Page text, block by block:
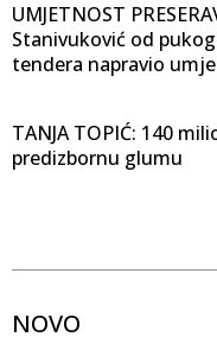
UMJETNOST
Stanivuković od
tendera napravio
TANJA TOPIĆ: 140
predizbornu glumu
NOVO